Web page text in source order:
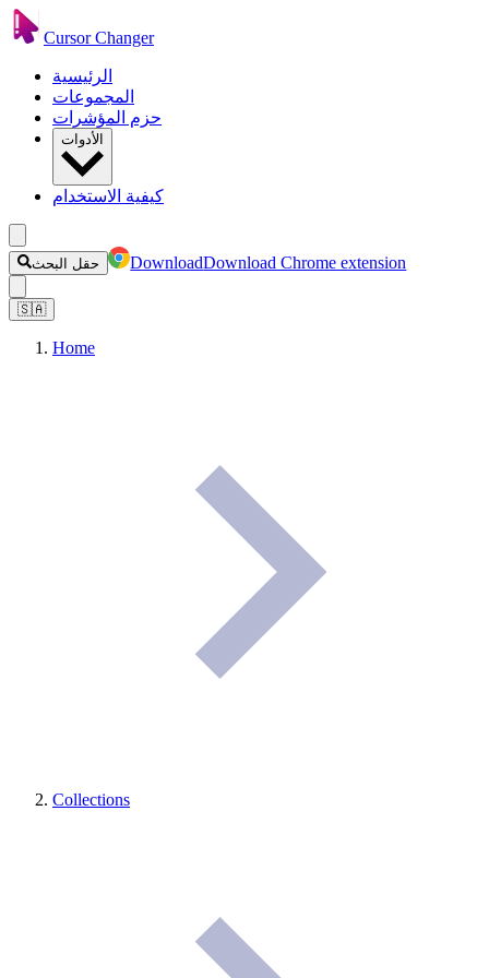
Cursor Changer
الرئيسية
المجموعات
حزم المؤشرات
الأدوات
كيفية الاستخدام
حقل البحث DownloadDownload Chrome extension
🇸🇦
Home
Collections